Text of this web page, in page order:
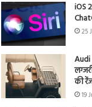
iOS
25
Audi
की
19